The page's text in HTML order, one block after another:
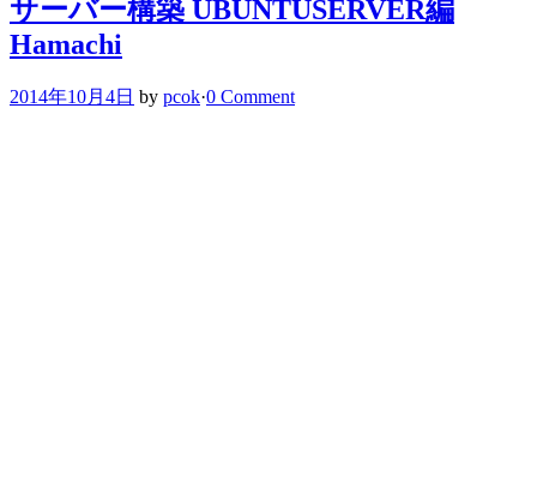
サーバー構築 UBUNTUSERVER編
Hamachi
2014年10月4日 by pcok·0 Comment